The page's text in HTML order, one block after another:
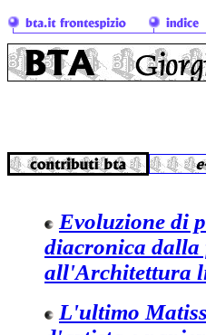
Evoluzione di
diacronica
all'Architettura
L'ultimo